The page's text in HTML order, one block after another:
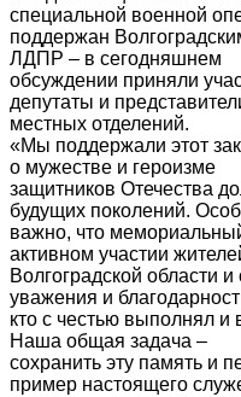
специальной военной
поддержан
ЛДПР – в сегодняшнем
обсуждении приняли
депутаты и
местных отделений.
«Мы поддержали этот
о мужестве и героизме
защитников Отечества
будущих поколений.
важно, что
активном участии
Волгоградской области
уважения и
кто с честью выполнял и
Наша общая задача –
сохранить эту память и
пример настоящего